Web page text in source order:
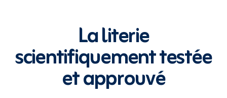
La literie
scientifiquement testée
et approuvé